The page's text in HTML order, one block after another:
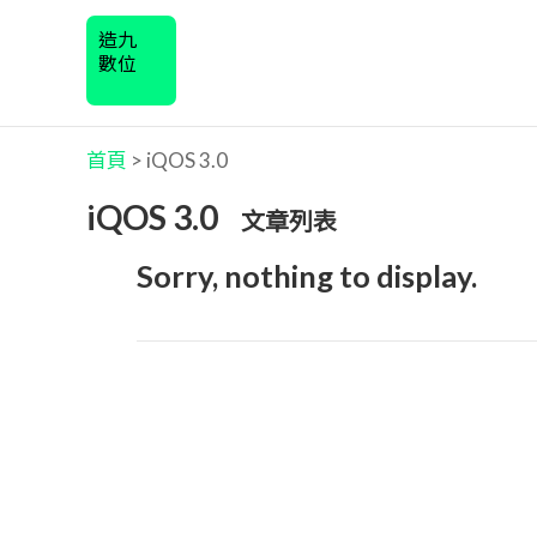
造九
數位
首頁 > iQOS 3.0
iQOS 3.0 文章列表
Sorry, nothing to display.